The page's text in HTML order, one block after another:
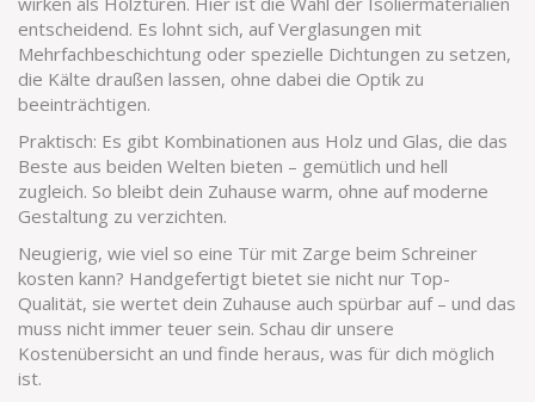
entscheidend. Es lohnt sich, auf Verglasungen mit
Mehrfachbeschichtung oder spezielle Dichtungen zu setzen,
die Kälte draußen lassen, ohne dabei die Optik zu
beeinträchtigen.
Praktisch: Es gibt Kombinationen aus Holz und Glas, die das
Beste aus beiden Welten bieten – gemütlich und hell
zugleich. So bleibt dein Zuhause warm, ohne auf moderne
Gestaltung zu verzichten.
Neugierig, wie viel so eine Tür mit Zarge beim Schreiner
kosten kann? Handgefertigt bietet sie nicht nur Top-
Qualität, sie wertet dein Zuhause auch spürbar auf – und das
muss nicht immer teuer sein. Schau dir unsere
Kostenübersicht an und finde heraus, was für dich möglich
ist.